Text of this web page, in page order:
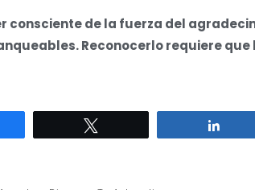
consciente de la fuerza del
Reconocerlo requiere